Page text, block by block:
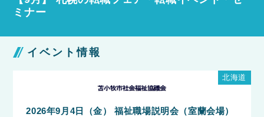
ミナー
イベント情報
2026年9月4日（金） 福祉職場説明会（室蘭会場）
北海道